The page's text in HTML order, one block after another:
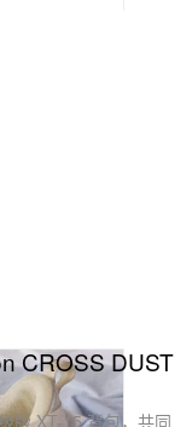
CROSS DUST
版 XT-15 背包，共同